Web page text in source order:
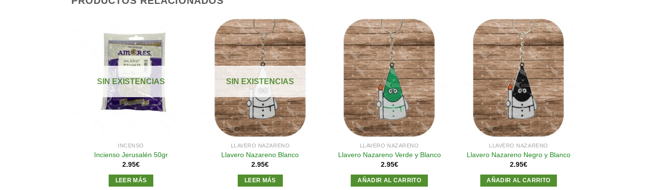
deseos
SIN EXISTENCIAS
INCENSO
Incienso Jerusalén 50gr
2.95€
LEER MÁS
Añadir
deseos
SIN EXISTENCIAS
LLAVERO NAZARENO
Llavero Nazareno Blanco
2.95€
LEER MÁS
Añadir
a la
lista de
deseos
LLAVERO NAZARENO
Llavero Nazareno Verde y Blanco
2.95€
AÑADIR AL CARRITO
Añadir
a la
lista de
deseos
LLAVERO NAZARENO
Llavero Nazareno Negro y Blanco
2.95€
AÑADIR AL CARRITO